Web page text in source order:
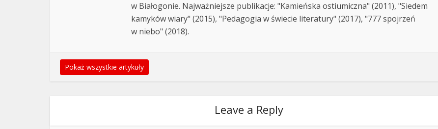
w Białogonie. Najważniejsze publikacje: "Kamieńska ostiumiczna" (2011), "Siedem
kamyków wiary" (2015), "Pedagogia w świecie literatury" (2017), "777 spojrzeń
w niebo" (2018).
Pokaż wszystkie artykuły
Leave a Reply